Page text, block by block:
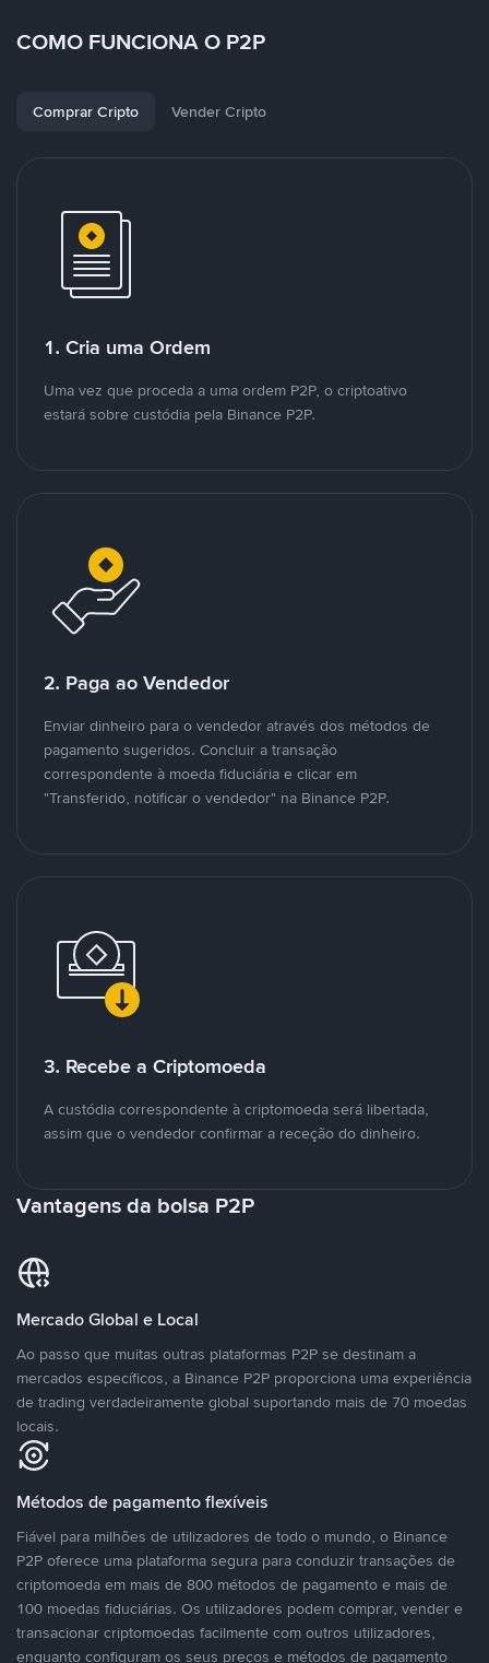
COMO FUNCIONA O P2P
Comprar Cripto Vender Cripto
1. Cria uma Ordem
Uma vez que proceda a uma ordem P2P, o criptoativo
estará sobre custódia pela Binance P2P.
2. Paga ao Vendedor
Enviar dinheiro para o vendedor através dos métodos de
pagamento sugeridos. Concluir a transação
correspondente à moeda fiduciária e clicar em
"Transferido, notificar o vendedor" na Binance P2P.
3. Recebe a Criptomoeda
A custódia correspondente à criptomoeda será libertada,
assim que o vendedor confirmar a receção do dinheiro.
Vantagens da bolsa P2P
Mercado Global e Local
Ao passo que muitas outras plataformas P2P se destinam a
mercados específicos, a Binance P2P proporciona uma experiência
de trading verdadeiramente global suportando mais de 70 moedas
locais.
Métodos de pagamento flexíveis
Fiável para milhões de utilizadores de todo o mundo, o Binance
P2P oferece uma plataforma segura para conduzir transações de
criptomoeda em mais de 800 métodos de pagamento e mais de
100 moedas fiduciárias. Os utilizadores podem comprar, vender e
transacionar criptomoedas facilmente com outros utilizadores,
enquanto configuram os seus preços e métodos de pagamento